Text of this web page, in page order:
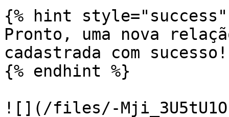
{% hint style="success"
Pronto, uma nova
cadastrada com sucesso!
{% endhint %}